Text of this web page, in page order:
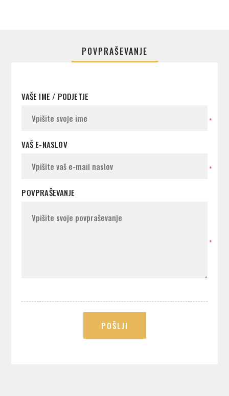
POVPRAŠEVANJE
VAŠE IME / PODJETJE
*
VAŠ E-NASLOV
*
POVPRAŠEVANJE
*
POŠLJI